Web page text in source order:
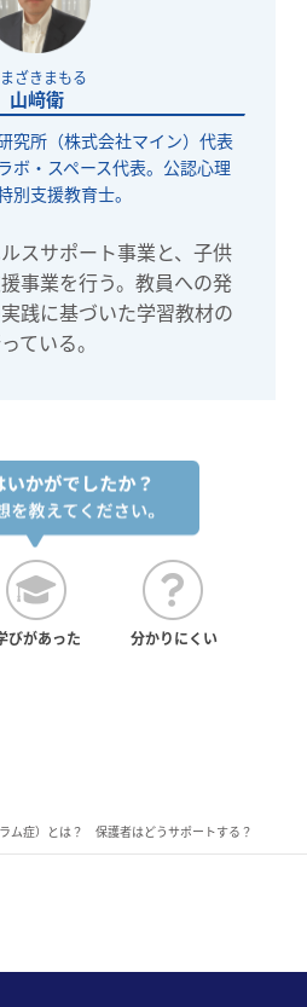
山﨑衛
ざきまもる
究所（株式会社マイン）代表
ボ・スペース代表。公認心理
別支援教育士。
スサポート事業と、子供
事業を行う。教員への発
践に基づいた学習教材の
ている。
びがあった 分かりにくい
ム症）とは？ 保護者はどうサポートする？